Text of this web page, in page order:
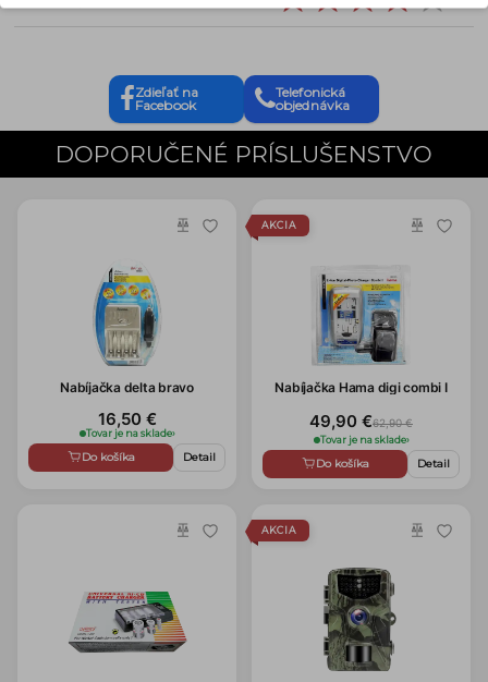
Zdieľať na
Facebook
Telefonická
objednávka
DOPORUČENÉ PRÍSLUŠENSTVO
Nabíjačka delta bravo
16,50 €
Tovar je na sklade›
Do košíka Detail
AKCIA
Nabíjačka Hama digi combi I
49,90 €62,90 €
Tovar je na sklade›
Do košíka Detail
AKCIA